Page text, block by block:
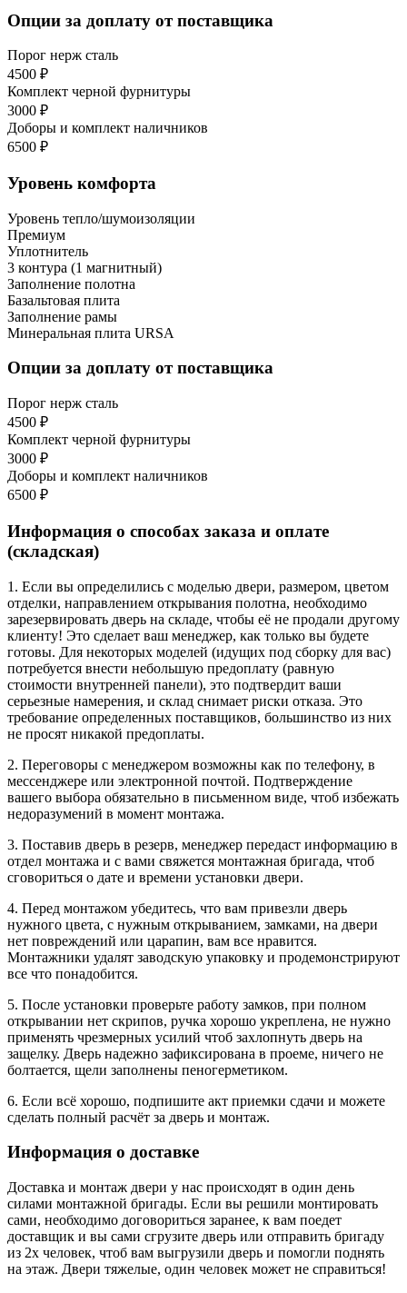
Опции за доплату от поставщика
Порог нерж сталь
4500 ₽
Комплект черной фурнитуры
3000 ₽
Доборы и комплект наличников
6500 ₽
Уровень комфорта
Уровень тепло/шумоизоляции
Премиум
Уплотнитель
3 контура (1 магнитный)
Заполнение полотна
Базальтовая плита
Заполнение рамы
Минеральная плита URSA
Опции за доплату от поставщика
Порог нерж сталь
4500 ₽
Комплект черной фурнитуры
3000 ₽
Доборы и комплект наличников
6500 ₽
Информация о способах заказа и оплате
(складская)
1. Если вы определились с моделью двери, размером, цветом
отделки, направлением открывания полотна, необходимо
зарезервировать дверь на складе, чтобы её не продали другому
клиенту! Это сделает ваш менеджер, как только вы будете
готовы. Для некоторых моделей (идущих под сборку для вас)
потребуется внести небольшую предоплату (равную
стоимости внутренней панели), это подтвердит ваши
серьезные намерения, и склад снимает риски отказа. Это
требование определенных поставщиков, большинство из них
не просят никакой предоплаты.
2. Переговоры с менеджером возможны как по телефону, в
мессенджере или электронной почтой. Подтверждение
вашего выбора обязательно в письменном виде, чтоб избежать
недоразумений в момент монтажа.
3. Поставив дверь в резерв, менеджер передаст информацию в
отдел монтажа и с вами свяжется монтажная бригада, чтоб
сговориться о дате и времени установки двери.
4. Перед монтажом убедитесь, что вам привезли дверь
нужного цвета, с нужным открыванием, замками, на двери
нет повреждений или царапин, вам все нравится.
Монтажники удалят заводскую упаковку и продемонстрируют
все что понадобится.
5. После установки проверьте работу замков, при полном
открывании нет скрипов, ручка хорошо укреплена, не нужно
применять чрезмерных усилий чтоб захлопнуть дверь на
защелку. Дверь надежно зафиксирована в проеме, ничего не
болтается, щели заполнены пеногерметиком.
6. Если всё хорошо, подпишите акт приемки сдачи и можете
сделать полный расчёт за дверь и монтаж.
Информация о доставке
Доставка и монтаж двери у нас происходят в один день
силами монтажной бригады. Если вы решили монтировать
сами, необходимо договориться заранее, к вам поедет
доставщик и вы сами сгрузите дверь или отправить бригаду
из 2х человек, чтоб вам выгрузили дверь и помогли поднять
на этаж. Двери тяжелые, один человек может не справиться!